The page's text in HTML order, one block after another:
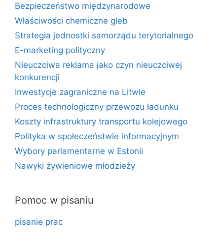
Bezpieczeństwo międzynarodowe
Właściwości chemiczne gleb
Strategia jednostki samorządu terytorialnego
E-marketing polityczny
Nieuczciwa reklama jako czyn nieuczciwej
konkurencji
Inwestycje zagraniczne na Litwie
Proces technologiczny przewozu ładunku
Koszty infrastruktury transportu kolejowego
Polityka w społeczeństwie informacyjnym
Wybory parlamentarne w Estonii
Nawyki żywieniowe młodzieży
Pomoc w pisaniu
pisanie prac